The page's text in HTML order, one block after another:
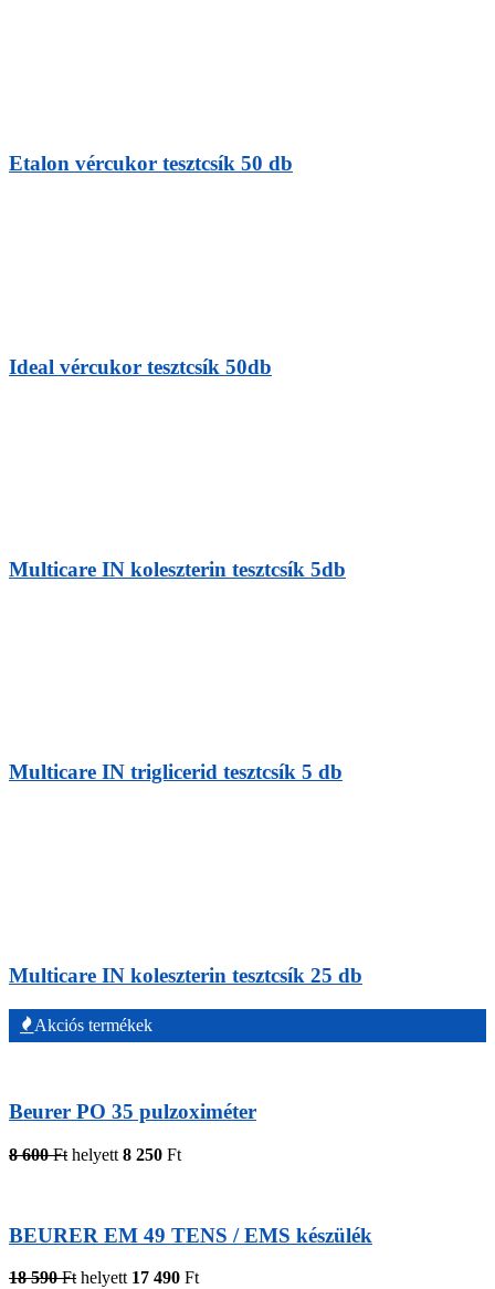
Etalon vércukor tesztcsík 50 db
Ideal vércukor tesztcsík 50db
Multicare IN koleszterin tesztcsík 5db
Multicare IN triglicerid tesztcsík 5 db
Multicare IN koleszterin tesztcsík 25 db
Akciós termékek
Beurer PO 35 pulzoximéter
8 600 Ft helyett 8 250 Ft
BEURER EM 49 TENS / EMS készülék
18 590 Fthelyett 17 490 Ft